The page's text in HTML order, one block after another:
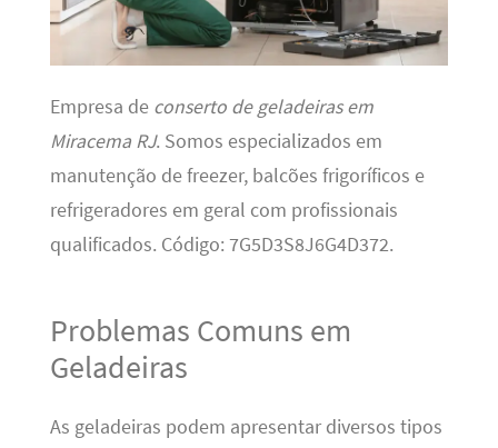
Empresa de conserto de geladeiras em
Miracema RJ. Somos especializados em
manutenção de freezer, balcões frigoríficos e
refrigeradores em geral com profissionais
qualificados. Código: 7G5D3S8J6G4D372.
Problemas Comuns em
Geladeiras
As geladeiras podem apresentar diversos tipos